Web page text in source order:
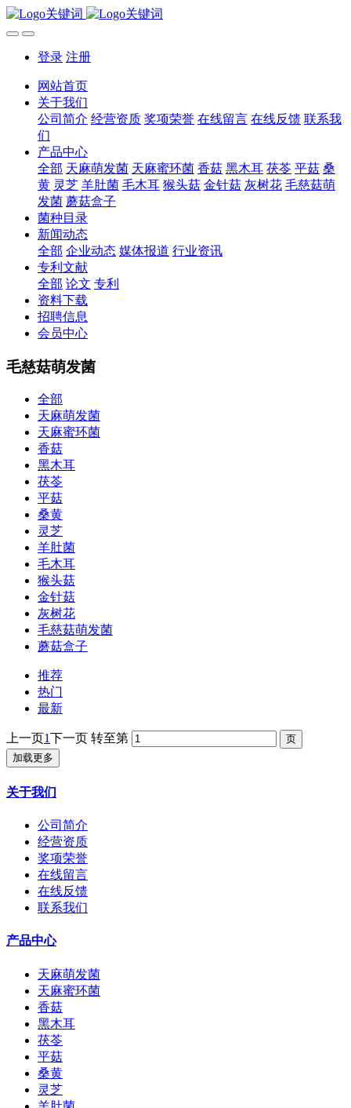
登录 注册
网站首页
关于我们
公司简介 经营资质 奖项荣誉 在线留言 在线反馈 联系我
们
产品中心
全部 天麻萌发菌 天麻蜜环菌 香菇 黑木耳 茯苓 平菇 桑
黄 灵芝 羊肚菌 毛木耳 猴头菇 金针菇 灰树花 毛慈菇萌
发菌 蘑菇盒子
菌种目录
新闻动态
全部 企业动态 媒体报道 行业资讯
专利文献
全部 论文 专利
资料下载
招聘信息
会员中心
毛慈菇萌发菌
全部
天麻萌发菌
天麻蜜环菌
香菇
黑木耳
茯苓
平菇
桑黄
灵芝
羊肚菌
毛木耳
猴头菇
金针菇
灰树花
毛慈菇萌发菌
蘑菇盒子
推荐
热门
最新
上一页1下一页 转至第
加载更多
关于我们
公司简介
经营资质
奖项荣誉
在线留言
在线反馈
联系我们
产品中心
天麻萌发菌
天麻蜜环菌
香菇
黑木耳
茯苓
平菇
桑黄
灵芝